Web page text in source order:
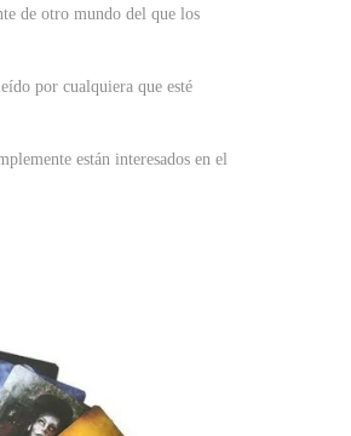
de otro mundo del que los
por cualquiera que esté
están interesados en el